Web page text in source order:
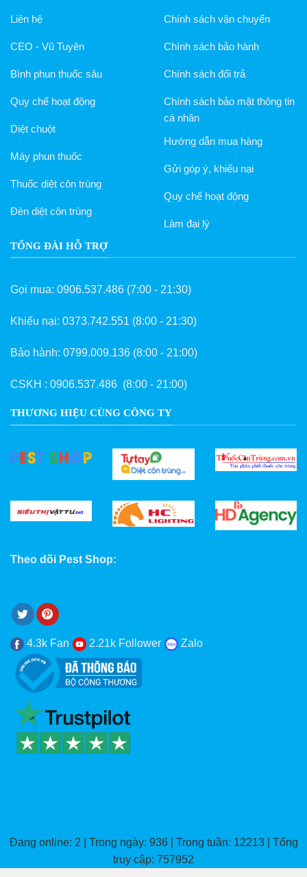
Liên hệ
CEO - Vũ Tuyên
Bình phun thuốc sâu
Quy chế hoạt động
Diệt chuột
Máy phun thuốc
Thuốc diệt côn trùng
Đèn diệt côn trùng
Chính sách vận chuyển
Chính sách bảo hành
Chính sách đổi trả
Chính sách bảo mật thông tin
cá nhân
Hướng dẫn mua hàng
Gửi góp ý, khiếu nại
Quy chế hoạt động
Làm đại lý
TỔNG ĐÀI HỖ TRỢ
Gọi mua: 0906.537.486 (7:00 - 21:30)
Khiếu nại: 0373.742.551 (8:00 - 21:30)
Bảo hành: 0799.009.136 (8:00 - 21:00)
CSKH : 0906.537.486 (8:00 - 21:00)
THƯƠNG HIỆU CÙNG CÔNG TY
Theo dõi Pest Shop:
4.3k Fan 2.21k Follower Zalo
Đang online: 2 | Trong ngày: 936 | Trong tuần: 12213 | Tổng
truy cập: 757952